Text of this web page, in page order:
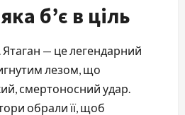
б’є в ціль
— це легендарний
лезом, що
смертоносний удар.
обрали її, щоб